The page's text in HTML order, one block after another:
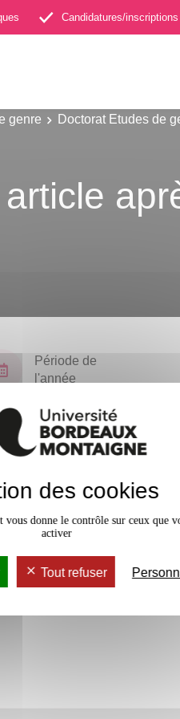
Candidatures/inscriptions
genre Doctorat Etudes de
Période de
l'année
des cookies
vous donne le contrôle sur ceux que
activer
Tout refuser